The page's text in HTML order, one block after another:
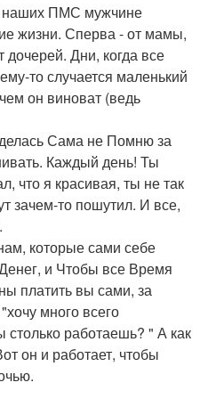
наших ПМС мужчине
жизни. Сперва - от мамы,
Дни, когда все
то случается маленький
он виноват (ведь
Сама не Помню за
Каждый день! Ты
что я красивая, ты не так
зачем-то пошутил. И все,
которые сами себе
и Чтобы все Время
платить вы сами, за
много всего
столько работаешь? " А как
он и работает, чтобы